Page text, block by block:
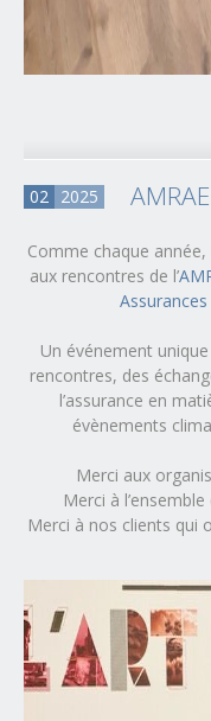
02 2025
Comme chaque année,
aux rencontres de l’
Un événement
rencontres, des
l’assurance en
évènements
Merci aux
Merci à
Merci à nos clients qui